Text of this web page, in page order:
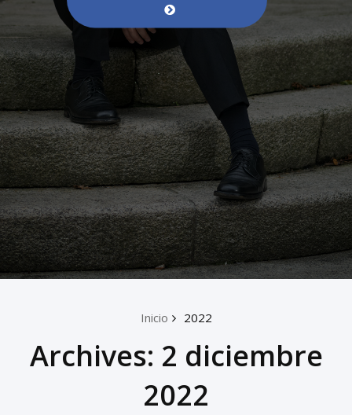
Inicio 2022
Archives: 2 diciembre
2022